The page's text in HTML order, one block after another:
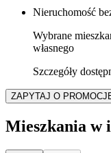
Nieruchomość
Wybrane
własnego
Szczegóły
ZAPYTAJ O
Mieszkania w